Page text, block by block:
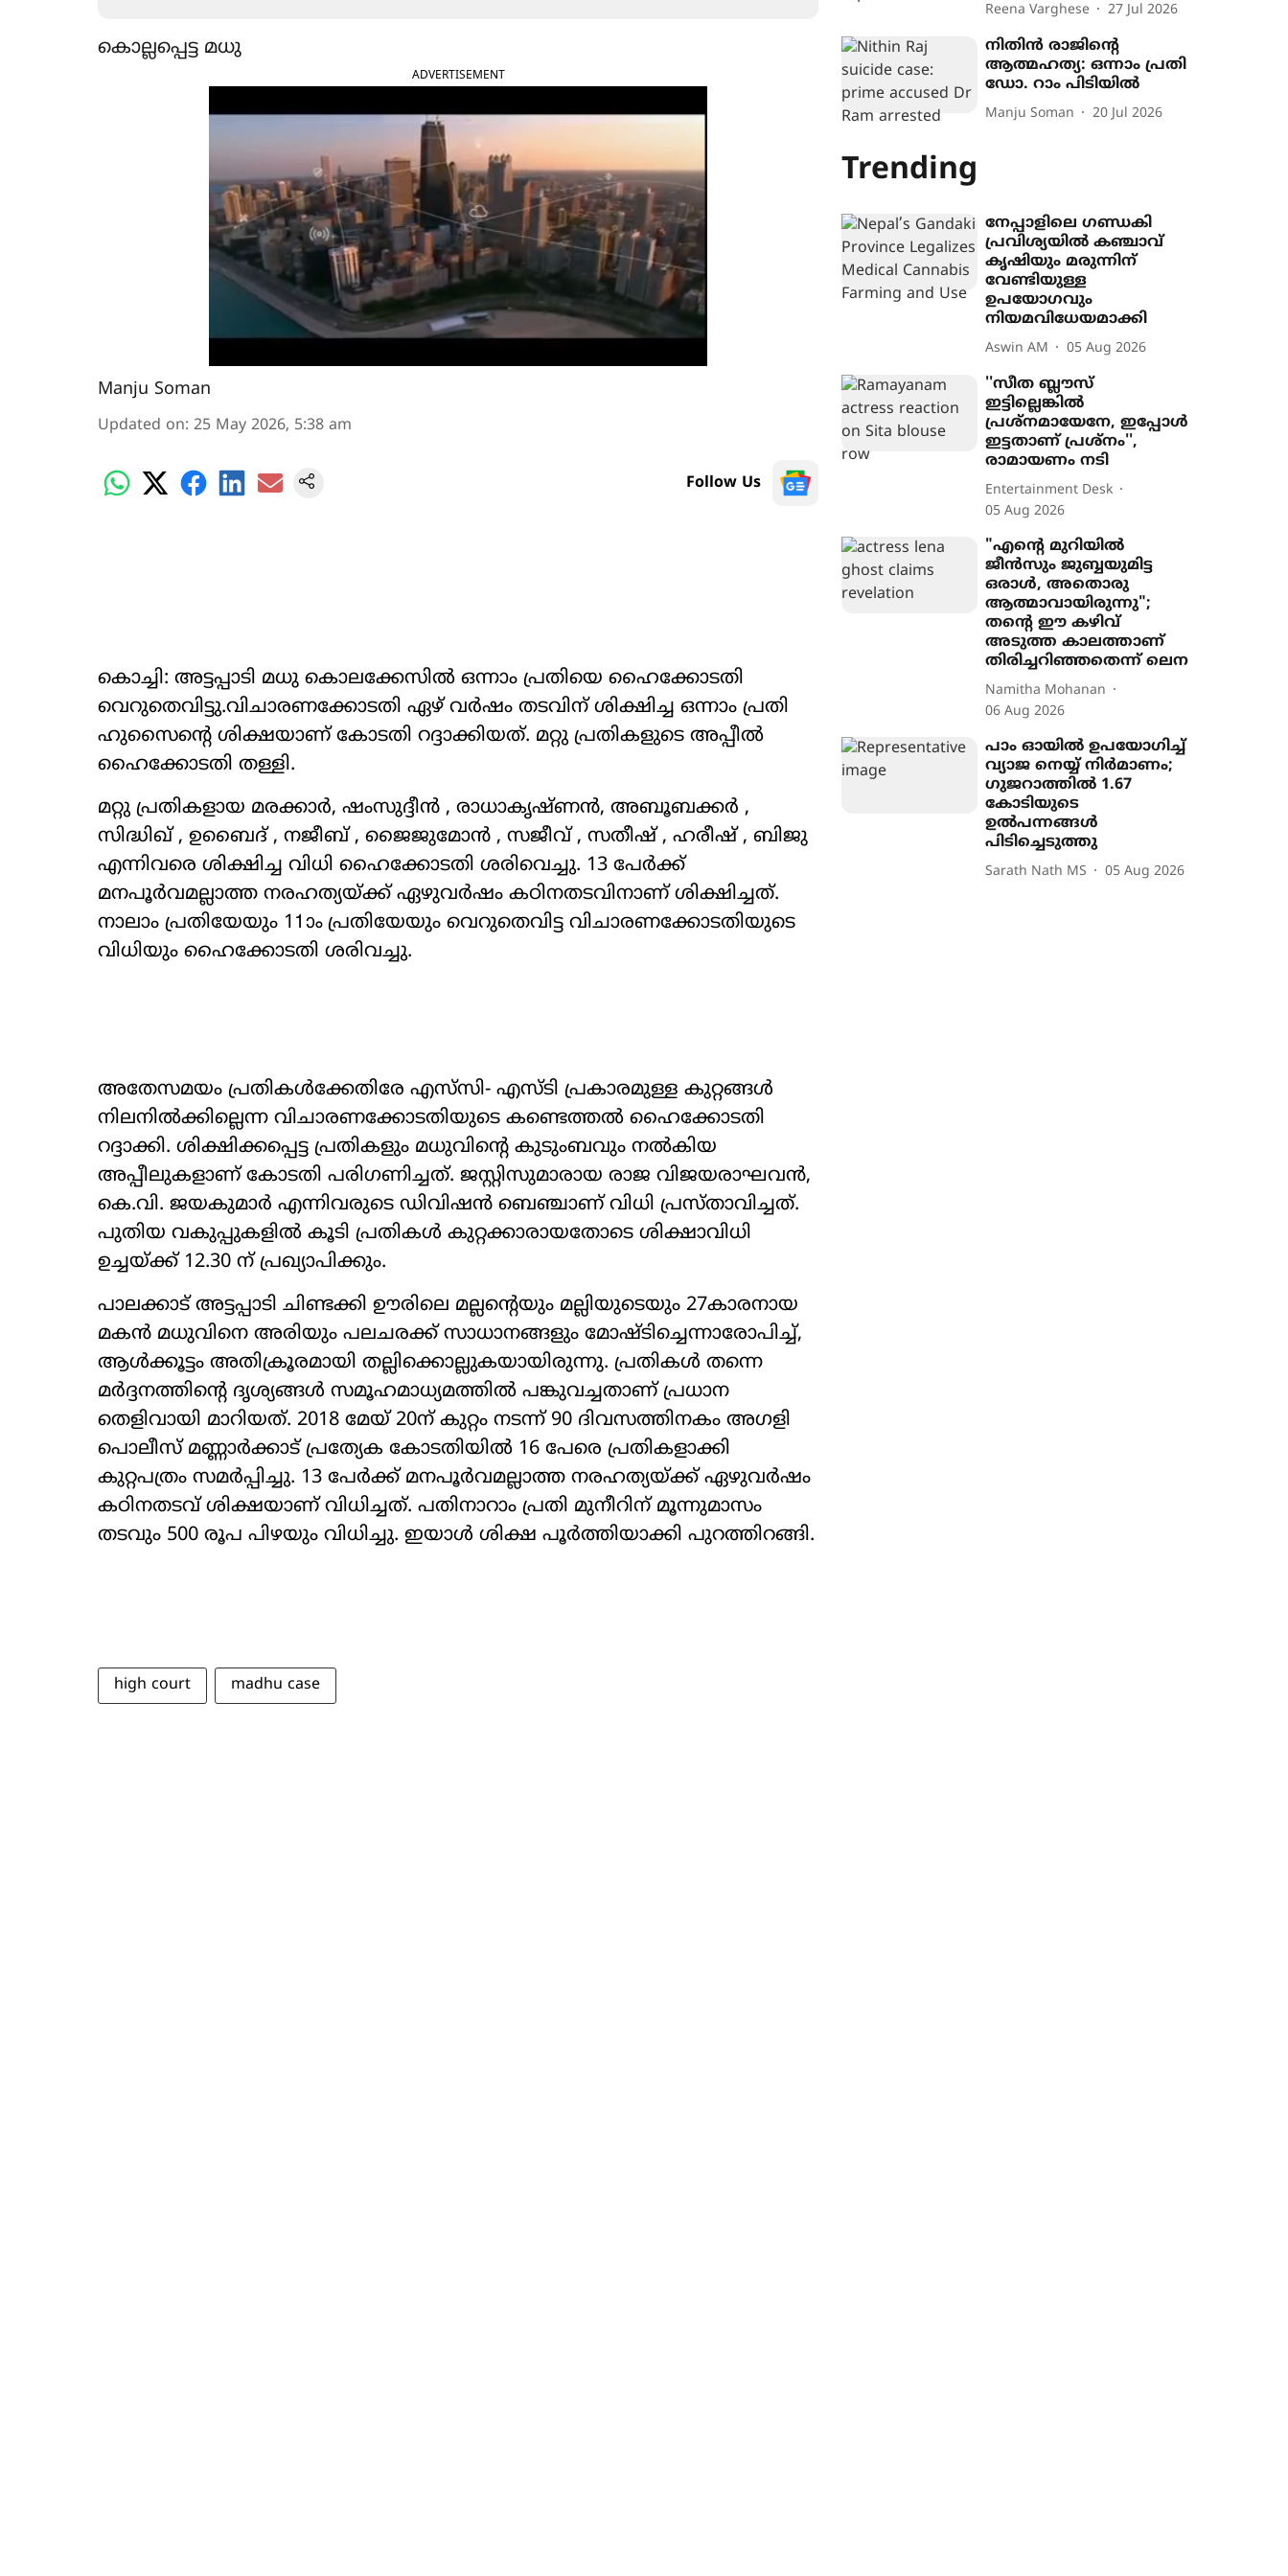
കൊല്ലപ്പെട്ട മധു
ADVERTISEMENT
Manju Soman
Updated on: 25 May 2026, 5:38 am
Follow Us
കൊച്ചി: അട്ടപ്പാടി മധു കൊലക്കേസിൽ ഒന്നാം പ്രതിയെ ഹൈക്കോടതി
വെറുതെവിട്ടു.വിചാരണക്കോടതി ഏഴ് വർഷം തടവിന് ശിക്ഷിച്ച ഒന്നാം പ്രതി
ഹുസൈന്‍റെ ശിക്ഷയാണ് കോടതി റദ്ദാക്കിയത്. മറ്റു പ്രതികളുടെ അപ്പീൽ
ഹൈക്കോടതി തള്ളി.
മറ്റു പ്രതികളായ മരക്കാർ, ഷംസുദ്ദീൻ , രാധാകൃഷ്ണൻ, അബൂബക്കർ ,
സിദ്ധിഖ് , ഉബൈദ് , നജീബ് , ജൈജുമോൻ , സജീവ് , സതീഷ് , ഹരീഷ് , ബിജു
എന്നിവരെ ശിക്ഷിച്ച വിധി ഹൈക്കോടതി ശരിവെച്ചു. 13 പേർക്ക്
മനപൂർവമല്ലാത്ത നരഹത്യയ്ക്ക് ഏഴുവർഷം കഠിനതടവിനാണ് ശിക്ഷിച്ചത്.
നാലാം പ്രതിയേയും 11ാം പ്രതിയേയും വെറുതെവിട്ട വിചാരണക്കോടതിയുടെ
വിധിയും ഹൈക്കോടതി ശരിവച്ചു.
അതേസമയം പ്രതികൾക്കേതിരേ എസ്‌സി- എസ്ടി പ്രകാരമുള്ള കുറ്റങ്ങൾ
നിലനിൽക്കില്ലെന്ന വിചാരണക്കോടതിയുടെ കണ്ടെത്തൽ ഹൈക്കോടതി
റദ്ദാക്കി. ശിക്ഷിക്കപ്പെട്ട പ്രതികളും മധുവിന്‍റെ കുടുംബവും നൽകിയ
അപ്പീലുകളാണ് കോടതി പരിഗണിച്ചത്. ജസ്റ്റിസുമാരായ രാജ വിജയരാഘവൻ,
കെ.വി. ജയകുമാർ എന്നിവരുടെ ഡിവിഷൻ ബെഞ്ചാണ് വിധി പ്രസ്താവിച്ചത്.
പുതിയ വകുപ്പുകളിൽ കൂടി പ്രതികൾ കുറ്റക്കാരായതോടെ ശിക്ഷാവിധി
ഉച്ചയ്ക്ക് 12.30 ന് പ്രഖ്യാപിക്കും.
പാലക്കാട് അട്ടപ്പാടി ചിണ്ടക്കി ഊരിലെ മല്ലന്റെയും മല്ലിയുടെയും 27കാരനായ
മകൻ മധുവിനെ അരിയും പലചരക്ക് സാധാനങ്ങളും മോഷ്ടിച്ചെന്നാരോപിച്ച്,
ആൾക്കൂട്ടം അതിക്രൂരമായി തല്ലിക്കൊല്ലുകയായിരുന്നു. പ്രതികൾ തന്നെ
മർദ്ദനത്തിന്റെ ദൃശ്യങ്ങൾ സമൂഹമാധ്യമത്തിൽ പങ്കുവച്ചതാണ് പ്രധാന
തെളിവായി മാറിയത്. 2018 മേയ് 20ന് കുറ്റം നടന്ന് 90 ദിവസത്തിനകം അഗളി
പൊലീസ് മണ്ണാർക്കാട് പ്രത്യേക കോടതിയിൽ 16 പേരെ പ്രതികളാക്കി
കുറ്റപത്രം സമർപ്പിച്ചു. 13 പേർക്ക് മനപൂർവമല്ലാത്ത നരഹത്യയ്ക്ക് ഏഴുവർഷം
കഠിനതടവ് ശിക്ഷയാണ് വിധിച്ചത്. പതിനാറാം പ്രതി മുനീറിന് മൂന്നുമാസം
തടവും 500 രൂപ പിഴയും വിധിച്ചു. ഇയാൾ ശിക്ഷ പൂർത്തിയാക്കി പുറത്തിറങ്ങി.
high court madhu case
Reena Varghese 27 Jul 2026
നിതിൻ രാജിന്‍റെ
ആത്മഹത്യ: ഒന്നാം പ്രതി
ഡോ. റാം പിടിയിൽ‌
Manju Soman 20 Jul 2026
Trending
നേപ്പാളിലെ ഗണ്ഡകി
പ്രവിശ‍്യയിൽ കഞ്ചാവ്
കൃഷി‍യും മരുന്നിന്
വേണ്ടിയുള്ള
ഉപയോഗവും
നിയമവിധേയമാക്കി
Aswin AM 05 Aug 2026
''സീത ബ്ലൗസ്
ഇട്ടില്ലെങ്കിൽ
പ്രശ്നമായേനേ, ഇപ്പോൾ
ഇട്ടതാണ് പ്രശ്നം'',
രാമായണം നടി
Entertainment Desk
05 Aug 2026
"എന്‍റെ മുറിയിൽ
ജീൻസും ജുബ്ബയുമിട്ട
ഒരാൾ, അതൊരു
ആത്മാവായിരുന്നു";
തന്‍റെ ഈ കഴിവ്
അടുത്ത കാലത്താണ്
തിരിച്ചറിഞ്ഞതെന്ന് ലെന
Namitha Mohanan
06 Aug 2026
പാം ഓയിൽ ഉപയോഗിച്ച്
വ്യാജ നെയ്യ് നിർമാണം;
ഗുജറാത്തിൽ 1.67
കോടിയുടെ
ഉൽപന്നങ്ങൾ
പിടിച്ചെടുത്തു
Sarath Nath MS 05 Aug 2026